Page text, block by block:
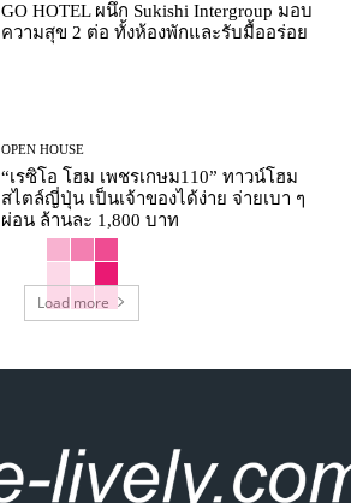
GO HOTEL ผนึก Sukishi Intergroup มอบ
ความสุข 2 ต่อ ทั้งห้องพักและรับมื้ออร่อย
OPEN HOUSE
“เรซิโอ โฮม เพชรเกษม110” ทาวน์โฮม
สไตล์ญี่ปุ่น เป็นเจ้าของได้ง่าย จ่ายเบา ๆ
ผ่อน ล้านละ 1,800 บาท
Load more